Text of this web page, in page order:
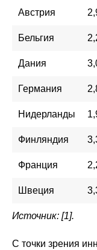
Австрия
Бельгия
Дания
Германия
Нидерланды
Финляндия
Франция
Швеция
Источник: [1].
С точки зрения